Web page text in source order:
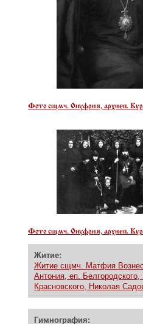
Фото сщмч. Онуфрия, архиеп.
Фото сщмч. Онуфрия, архиеп.
Житие:
Житие сщмч. Матфия
Антония, еп.
Красновского, Николая
Гимнография: